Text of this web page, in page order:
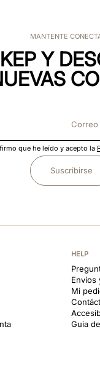
MANTENTE
Y
que he leído y acepto la
Suscribirse
HELP
Envíos
Mi
Guia